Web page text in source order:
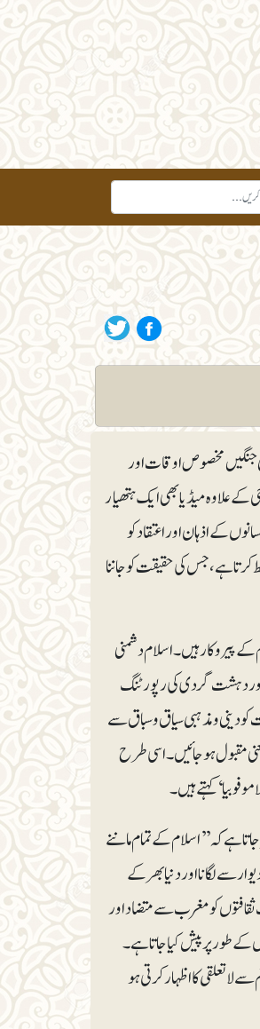
جنگیں مخصوص اوقات اور
علاوہ میڈیا بھی ایک ہتھیار
کے اذہان اور اعتقاد کو
ہے، جس کی حقیقت کو جاننا
ہیں۔ اسلام دشمنی
اور دہشت گردی کی رپورٹنگ
دینی و مذہبی سیاق و سباق سے
مقبول ہو جائیں۔ اسی طرح
کہتے ہیں۔
ہے کہ ’’اسلام کے تمام ماننے
لگانا اوردنیا بھر کے
کو مغرب سے متضاد اور
طور پر پیش کیا جاتا ہے۔
کا اظہار کرتی ہو